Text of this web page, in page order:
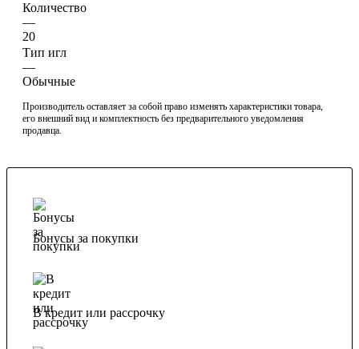
Количество
—
20
Тип игл
—
Обычные
Производитель оставляет за собой право изменять характеристики товара,
его внешний вид и комплектность без предварительного уведомления
продавца.
Бонусы за покупки
В кредит или рассрочку